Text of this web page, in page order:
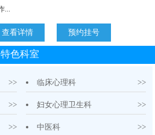
特色科室
>> 临床心理科 >>
>> 妇女心理卫生科 >>
>> 中医科 >>